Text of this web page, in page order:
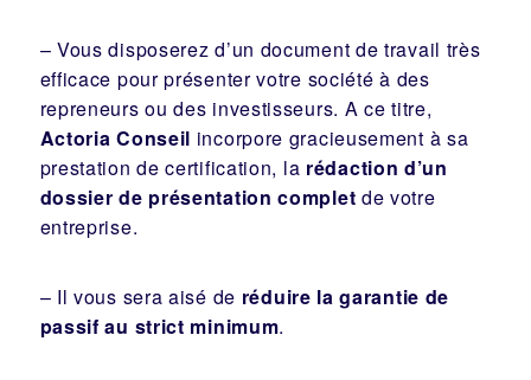
– Vous disposerez d’un document de travail très
efficace pour présenter votre société à des
repreneurs ou des investisseurs. A ce titre,
Actoria Conseil incorpore gracieusement à sa
prestation de certification, la rédaction d’un
dossier de présentation complet de votre
entreprise.
– Il vous sera aisé de réduire la garantie de
passif au strict minimum.